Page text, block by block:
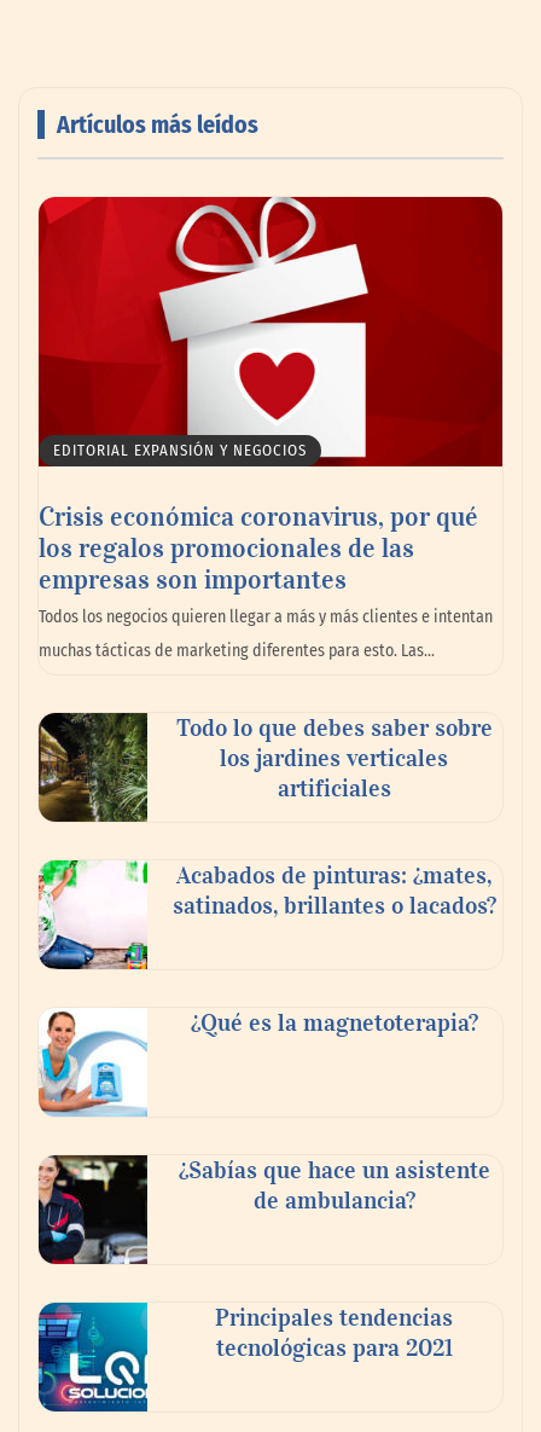
impulsando la colaboración en el sector
La omnicanalidad redefine la forma de
planear viajes en México
buscan proyectar talento mexicano y
fortalecer el turismo médico
En el Día de la Cerveza, Grupo Modelo
Artículos más leídos
EDITORIAL EXPANSIÓN Y NEGOCIOS
Crisis económica coronavirus, por qué
los regalos promocionales de las
empresas son importantes
Todos los negocios quieren llegar a más y más clientes e intentan
muchas tácticas de marketing diferentes para esto. Las…
Todo lo que debes saber sobre
los jardines verticales
artificiales
Acabados de pinturas: ¿mates,
satinados, brillantes o lacados?
¿Qué es la magnetoterapia?
¿Sabías que hace un asistente
de ambulancia?
Principales tendencias
tecnológicas para 2021